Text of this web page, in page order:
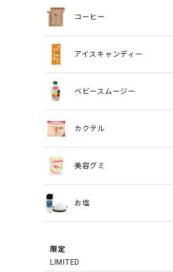
コーヒー
アイスキャンディー
ベビースムージー
カクテル
美容グミ
お塩
限定
LIMITED